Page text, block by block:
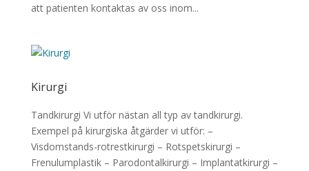
att patienten kontaktas av oss inom...
Kirurgi
Tandkirurgi Vi utför nästan all typ av tandkirurgi.
Exempel på kirurgiska åtgärder vi utför: –
Visdomstands-rotrestkirurgi – Rotspetskirurgi –
Frenulumplastik – Parodontalkirurgi – Implantatkirurgi –